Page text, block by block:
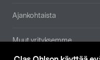
Ajankohtaista
Muut yrityksemme